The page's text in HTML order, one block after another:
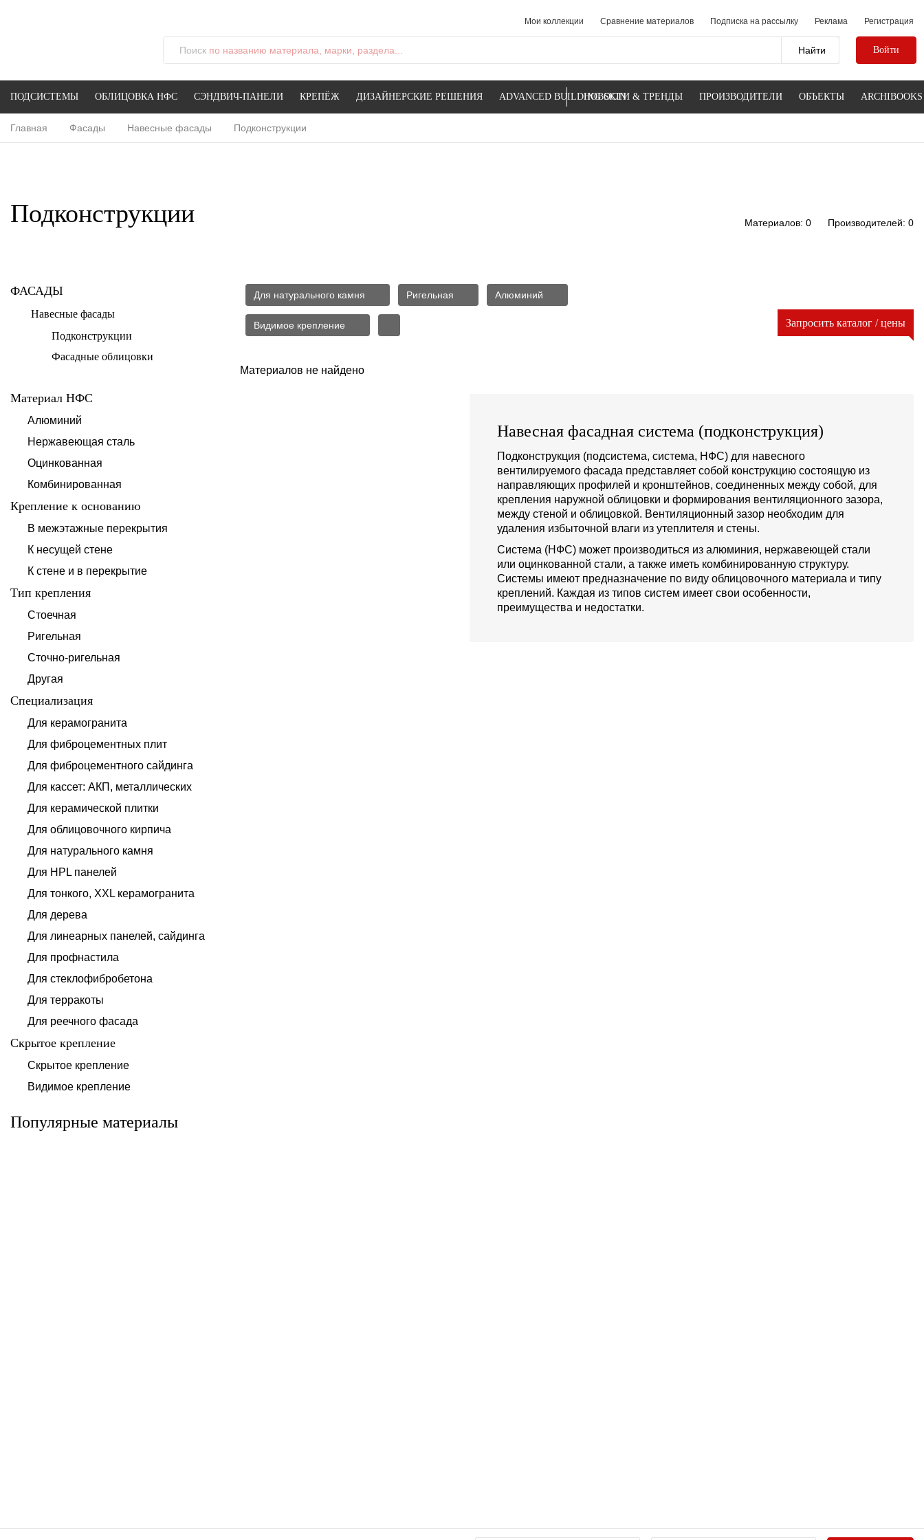
Мои коллекции Сравнение материалов Подписка на рассылку Реклама Регистрация
Поиск по названию материала, марки, раздела... Войти
ПОДСИСТЕМЫ ОБЛИЦОВКА НФС СЭНДВИЧ-ПАНЕЛИ КРЕПЁЖ ДИЗАЙНЕРСКИЕ РЕШЕНИЯ ADVANCED BUILDING SKINНОВОСТИ & ТРЕНДЫ ПРОИЗВОДИТЕЛИ ОБЪЕКТЫ ARCHIBOOKS
Главная Фасады Навесные фасады Подконструкции
Подконструкции Материалов: 0 Производителей: 0
ФАСАДЫ
Навесные фасады
Подконструкции
Фасадные облицовки
Материал НФС
Алюминий
Нержавеющая сталь
Оцинкованная
Комбинированная
Крепление к основанию
В межэтажные перекрытия
К несущей стене
К стене и в перекрытие
Тип крепления
Стоечная
Ригельная
Сточно-ригельная
Другая
Специализация
Для керамогранита
Для фиброцементных плит
Для фиброцементного сайдинга
Для кассет: АКП, металлических
Для керамической плитки
Для облицовочного кирпича
Для натурального камня
Для HPL панелей
Для тонкого, XXL керамогранита
Для дерева
Для линеарных панелей, сайдинга
Для профнастила
Для стеклофибробетона
Для терракоты
Для реечного фасада
Скрытое крепление
Скрытое крепление
Видимое крепление
Популярные материалы
Система для
облицовки
клинкерными
плитками «под
Альтернатива
Альтернатива
Для натурального камня Ригельная Алюминий
Видимое крепление Запросить каталог / цены
Материалов не найдено
Навесная фасадная система (подконструкция)
Подконструкция (подсистема, система, НФС) для навесного
вентилируемого фасада представляет собой конструкцию состоящую из
направляющих профилей и кронштейнов, соединенных между собой, для
крепления наружной облицовки и формирования вентиляционного зазора,
между стеной и облицовкой. Вентиляционный зазор необходим для
удаления избыточной влаги из утеплителя и стены.
Система (НФС) может производиться из алюминия, нержавеющей стали
или оцинкованной стали, а также иметь комбинированную структуру.
Системы имеют предназначение по виду облицовочного материала и типу
креплений. Каждая из типов систем имеет свои особенности,
преимущества и недостатки.